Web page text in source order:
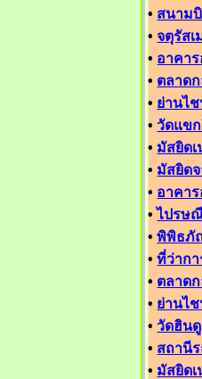
• สนาม
•จตุรัสเ
• อาคา
• ตลาดก
• ย่านไ
•วัดแข
• มัสยิดเ
• มัสยิดจ
• อาคา
•ไปรษ
•พิพิธภั
•ที่ว่ากา
• ตลาดก
• ย่านไ
•วัดฮินดู
• สถานีร
• มัสยิดเ